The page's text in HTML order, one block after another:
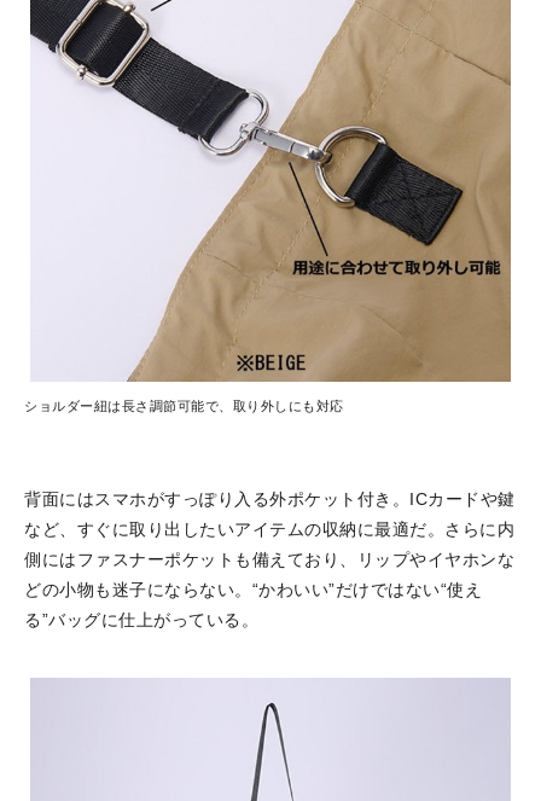
ショルダー紐は長さ調節可能で、取り外しにも対応
背面にはスマホがすっぽり入る外ポケット付き。ICカードや鍵
など、すぐに取り出したいアイテムの収納に最適だ。さらに内
側にはファスナーポケットも備えており、リップやイヤホンな
どの小物も迷子にならない。“かわいい”だけではない“使え
る”バッグに仕上がっている。